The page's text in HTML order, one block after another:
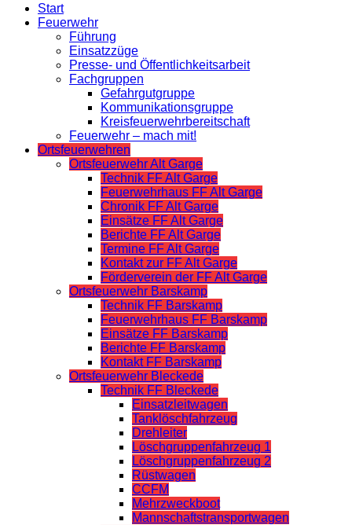
Start
Feuerwehr
Führung
Einsatzzüge
Presse- und Öffentlichkeitsarbeit
Fachgruppen
Gefahrgutgruppe
Kommunikationsgruppe
Kreisfeuerwehrbereitschaft
Feuerwehr – mach mit!
Ortsfeuerwehren
Ortsfeuerwehr Alt Garge
Technik FF Alt Garge
Feuerwehrhaus FF Alt Garge
Chronik FF Alt Garge
Einsätze FF Alt Garge
Berichte FF Alt Garge
Termine FF Alt Garge
Kontakt zur FF Alt Garge
Förderverein der FF Alt Garge
Ortsfeuerwehr Barskamp
Technik FF Barskamp
Feuerwehrhaus FF Barskamp
Einsätze FF Barskamp
Berichte FF Barskamp
Kontakt FF Barskamp
Ortsfeuerwehr Bleckede
Technik FF Bleckede
Einsatzleitwagen
Tanklöschfahrzeug
Drehleiter
Löschgruppenfahrzeug 1
Löschgruppenfahrzeug 2
Rüstwagen
CCFM
Mehrzweckboot
Mannschaftstransportwagen